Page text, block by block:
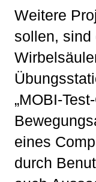
Weitere
sollen, sind
„MOBI-
eines
durch